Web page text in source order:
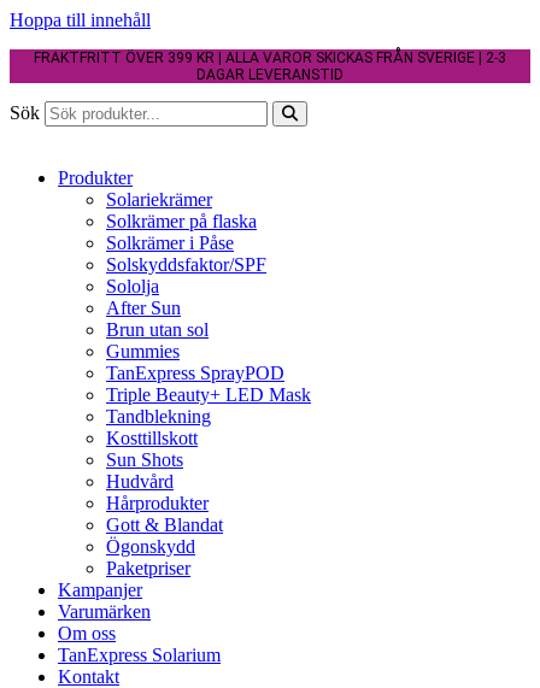
Hoppa till innehåll
FRAKTFRITT ÖVER 399 KR | ALLA VAROR SKICKAS FRÅN SVERIGE | 2-3
DAGAR LEVERANSTID
Sök
Produkter
Solariekrämer
Solkrämer på flaska
Solkrämer i Påse
Solskyddsfaktor/SPF
Sololja
After Sun
Brun utan sol
Gummies
TanExpress SprayPOD
Triple Beauty+ LED Mask
Tandblekning
Kosttillskott
Sun Shots
Hudvård
Hårprodukter
Gott & Blandat
Ögonskydd
Paketpriser
Kampanjer
Varumärken
Om oss
TanExpress Solarium
Kontakt